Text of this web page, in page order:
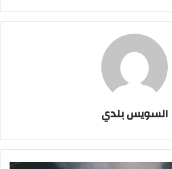
السويس بلدي